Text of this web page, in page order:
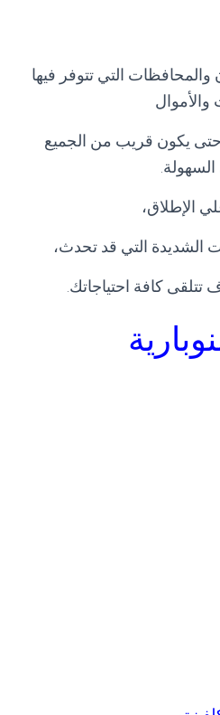
التي تتوفر فيها
حتى يكون قريب من الجميع
الإطلاق،
التي قد تحدث،
تتلقى كافة احتياجاتك